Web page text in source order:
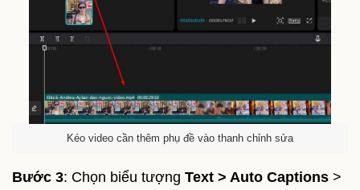
Kéo video cần thêm phụ đề vào thanh chỉnh sửa
Bước 3: Chọn biểu tượng Text > Auto Captions >